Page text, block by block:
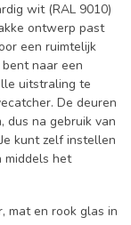
wit (RAL 9010)
ontwerp past
een ruimtelijk
naar een
uitstraling te
De deuren
dus na gebruik van
kunt zelf instellen
middels het
mat en rook glas in